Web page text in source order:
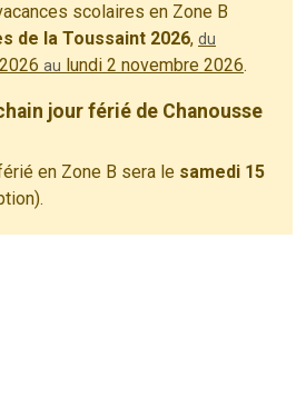
scolaires en Zone B
de la Toussaint 2026, du
au lundi 2 novembre 2026.
jour férié de Chanousse
en Zone B sera le samedi 15